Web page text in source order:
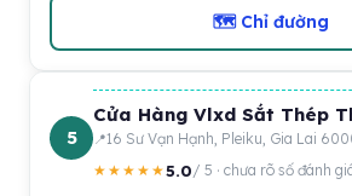
🗺 Chỉ đường
5
Cửa Hàng Vlxd Sắt Thép
16 Sư Vạn Hạnh, Pleiku, Gia Lai
★★★★★5.0/ 5 · chưa rõ số đánh